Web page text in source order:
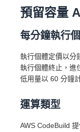
預留容量
每分鐘執行
執行個體定價以分
執行個體終止，進
低用量以 60 分鐘
運算類型
AWS CodeBuild